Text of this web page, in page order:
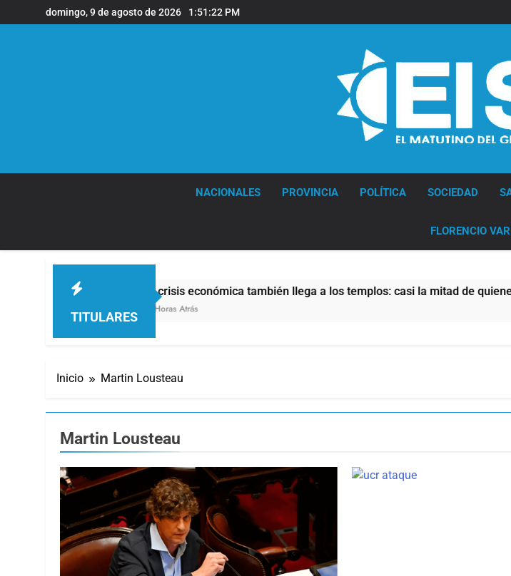
al
domingo, 9 de agosto de 2026 1:51:23 PM
con
la
mira
en
el
NACIONALES PROVINCIA POLÍTICA SOCIEDAD
FLORENCIO
TITULARES
La crisis económica también llega a los templos: casi la mitad de quienes buscan ayuda
Inicio Martin Lousteau
Martin Lousteau